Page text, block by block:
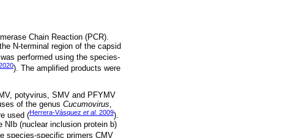
Chain Reaction (PCR).
N-terminal region of the capsid
performed using the species-
). The amplified products were
potyvirus, SMV and PFYMV
of the genus Cucumovirus,
used (Herrera-Vásquez et al. 2009).
(nuclear inclusion protein b)
species-specific primers CMV